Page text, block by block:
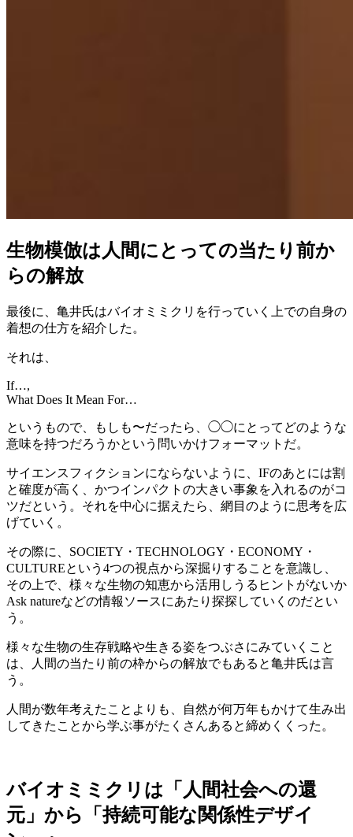
生物模倣は人間にとっての当たり前か
らの解放
最後に、亀井氏はバイオミミクリを行っていく上での自身の
着想の仕方を紹介した。
それは、
If…,
What Does It Mean For…
というもので、もしも〜だったら、◯◯にとってどのような
意味を持つだろうかという問いかけフォーマットだ。
サイエンスフィクションにならないように、IFのあとには割
と確度が高く、かつインパクトの大きい事象を入れるのがコ
ツだという。それを中心に据えたら、網目のように思考を広
げていく。
その際に、SOCIETY・TECHNOLOGY・ECONOMY・
CULTUREという4つの視点から深掘りすることを意識し、
その上で、様々な生物の知恵から活用しうるヒントがないか
Ask natureなどの情報ソースにあたり探探していくのだとい
う。
様々な生物の生存戦略や生きる姿をつぶさにみていくこと
は、人間の当たり前の枠からの解放でもあると亀井氏は言
う。
人間が数年考えたことよりも、自然が何万年もかけて生み出
してきたことから学ぶ事がたくさんあると締めくくった。
バイオミミクリは「人間社会への還
元」から「持続可能な関係性デザイ